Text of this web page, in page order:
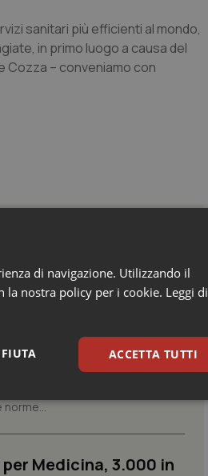
sanitari più efficienti al mondo,
in primo luogo a causa del
Cozza – conveniamo con
Covid, le liste
di prenotazione
ospedaliere e la
il provvedimento che contiene
Medicina, 3.000 in
di navigazione. Utilizzando il
la nostra policy per i cookie. Leggi di
ACCETTA TUTTI
Marketing